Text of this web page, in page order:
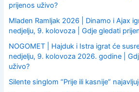
prijenos uživo?
Mladen Ramljak 2026 | Dinamo i Ajax
nedjelju, 9. kolovoza | Gdje gledati
NOGOMET | Hajduk i Istra igrat će
nedjelju, 9. kolovoza 2026. godine |
uživo?
Silente singlom “Prije ili kasnije”